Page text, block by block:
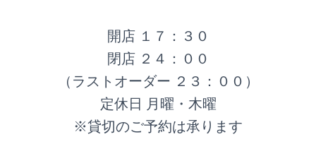
開店 １７：３０
閉店 ２４：００
（ラストオーダー ２３：００）
定休日 月曜・木曜
※貸切のご予約は承ります